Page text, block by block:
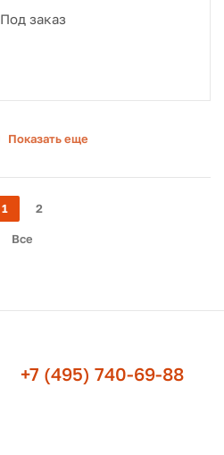
Под заказ
Показать еще
1 2
Все
+7 (495) 740-69-88